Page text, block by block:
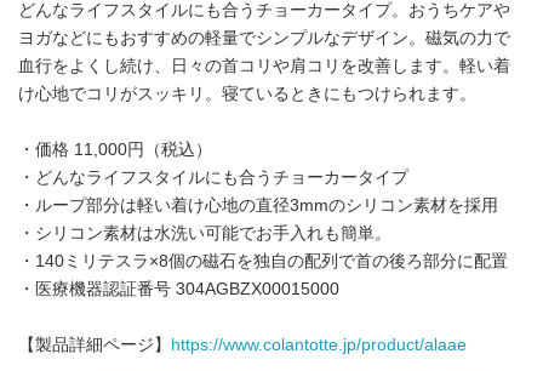
どんなライフスタイルにも合うチョーカータイプ。おうちケアや
ヨガなどにもおすすめの軽量でシンプルなデザイン。磁気の力で
血行をよくし続け、日々の首コリや肩コリを改善します。軽い着
け心地でコリがスッキリ。寝ているときにもつけられます。
・価格 11,000円（税込）
・どんなライフスタイルにも合うチョーカータイプ
・ループ部分は軽い着け心地の直径3mmのシリコン素材を採用
・シリコン素材は水洗い可能でお手入れも簡単。
・140ミリテスラ×8個の磁石を独自の配列で首の後ろ部分に配置
・医療機器認証番号 304AGBZX00015000
【製品詳細ページ】 https://www.colantotte.jp/product/alaae